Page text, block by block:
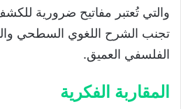
والتي تُعتبر مفاتيح ضرورية
تجنب الشرح اللغوي السطحي
الفلسفي العميق.
المقاربة الفكرية